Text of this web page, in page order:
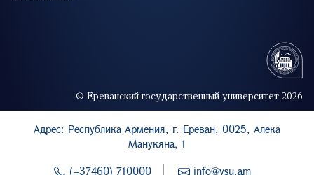
© Ереванский государственный университет 2026
Адрес: Республика Армения, г. Ереван, 0025, Алека
Манукяна, 1
(+37460) 710000
info@ysu.am